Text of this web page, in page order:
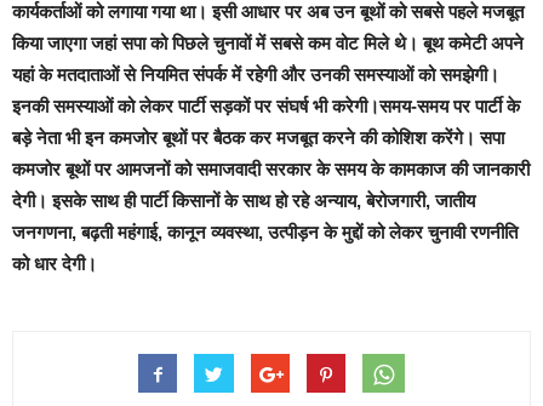
कार्यकर्ताओं को लगाया गया था। इसी आधार पर अब उन बूथों को सबसे पहले मजबूत
किया जाएगा जहां सपा को पिछले चुनावों में सबसे कम वोट मिले थे। बूथ कमेटी अपने
यहां के मतदाताओं से नियमित संपर्क में रहेगी और उनकी समस्याओं को समझेगी।
इनकी समस्याओं को लेकर पार्टी सड़कों पर संघर्ष भी करेगी।समय-समय पर पार्टी के
बड़े नेता भी इन कमजोर बूथों पर बैठक कर मजबूत करने की कोशिश करेंगे। सपा
कमजोर बूथों पर आमजनों को समाजवादी सरकार के समय के कामकाज की जानकारी
देगी। इसके साथ ही पार्टी किसानों के साथ हो रहे अन्याय, बेरोजगारी, जातीय
जनगणना, बढ़ती महंगाई, कानून व्यवस्था, उत्पीड़न के मुद्दों को लेकर चुनावी रणनीति
को धार देगी।